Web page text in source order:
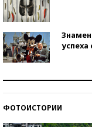
ФОТОИСТОРИИ